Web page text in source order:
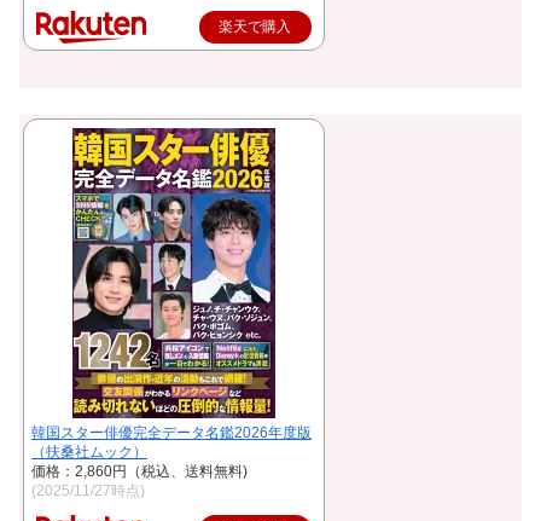
楽天で購入
韓国スター俳優完全データ名鑑2026年度版
（扶桑社ムック）
価格：2,860円（税込、送料無料)
(2025/11/27時点)